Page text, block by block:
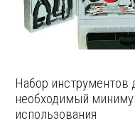
Набор инструментов
необходимый
использования